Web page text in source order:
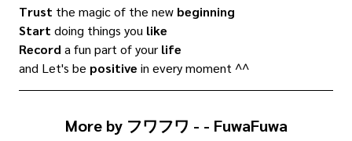
日本語
ท่องเที่ยว
อาหาร
ความบันเทิง
นวัตกรรม
Trust the magic of the new beginning
Start doing things you like
Record a fun part of your life
and Let's be positive in every moment ^^
More by フワフワ - - FuwaFuwa